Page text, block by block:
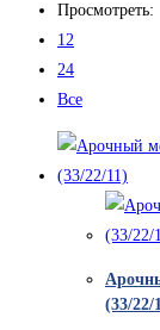
Просмотреть:
12
24
Все
(33/22/